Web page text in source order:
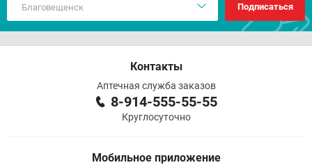
Подписаться
Контакты
Аптечная служба заказов
8-914-555-55-55
Круглосуточно
Мобильное приложение